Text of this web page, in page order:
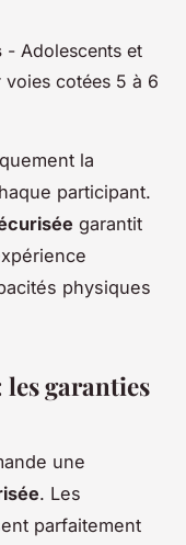
- Adolescents et
voies cotées 5 à 6
la
participant.
garantit
physiques
les garanties
une
. Les
parfaitement